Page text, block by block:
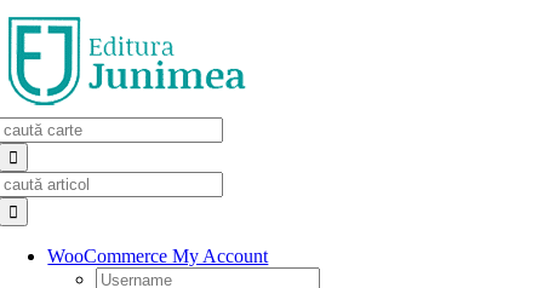
Skip
to
content
WooCommerce My Account
Username: